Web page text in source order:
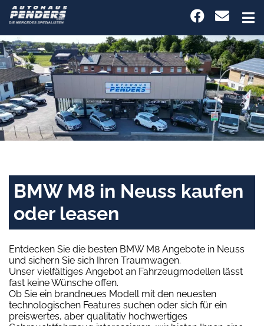
BMW M8 in Neuss kaufen
oder leasen
Entdecken Sie die besten BMW M8 Angebote in Neuss
und sichern Sie sich Ihren Traumwagen.
Unser vielfältiges Angebot an Fahrzeugmodellen lässt
fast keine Wünsche offen.
Ob Sie ein brandneues Modell mit den neuesten
technologischen Features suchen oder sich für ein
preiswertes, aber qualitativ hochwertiges